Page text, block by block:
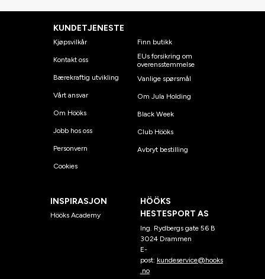
KUNDETJENESTE
Kjøpsvilkår
Kontakt oss
Bærekraftig utvikling
Vårt ansvar
Om Hööks
Jobb hos oss
Personvern
Cookies
Finn butikk
EUs forsikring om
overensstemmelse
Vanlige spørsmål
Om Jula Holding
Black Week
Club Hööks
Avbryt bestilling
INSPIRASJON
Hööks Academy
HÖÖKS
HESTESPORT AS
Ing. Rydbergs gate 56 B
3024 Drammen
E-
post: kundeservice@hooks
.no